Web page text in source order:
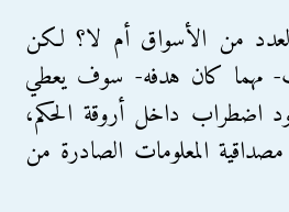
من الأسواق أم لا؟ لكن
مهما كان هدفه- سوف يعطي
اضطراب داخل أروقة الحكم،
المعلومات الصادرة من